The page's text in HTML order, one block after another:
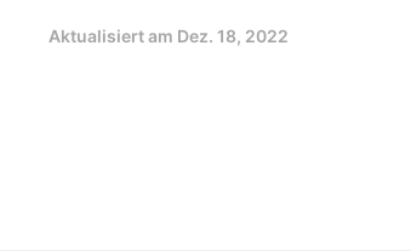
Aktualisiert am Dez. 18, 2022